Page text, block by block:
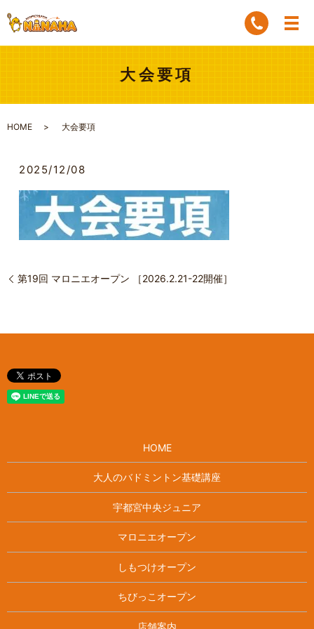
大会要項
HOME 大会要項
2025/12/08
第19回 マロニエオープン ［2026.2.21-22開催］
HOME
大人のバドミントン基礎講座
宇都宮中央ジュニア
マロニエオープン
しもつけオープン
ちびっこオープン
店舗案内